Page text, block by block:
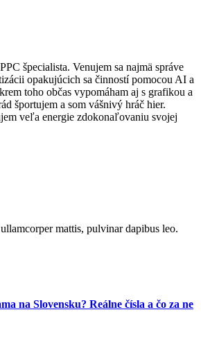
špecialista. Venujem sa najmä správe
opakujúcich sa činností pomocou AI a
toho občas vypomáham aj s grafikou a
športujem a som vášnivý hráč hier.
veľa energie zdokonaľovaniu svojej
mattis, pulvinar dapibus leo.
na Slovensku? Reálne čísla a čo za ne